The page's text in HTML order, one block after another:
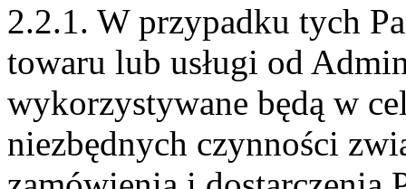
2.2.1. W przypadku tych
towaru lub usługi od
wykorzystywane będą w
niezbędnych czynności